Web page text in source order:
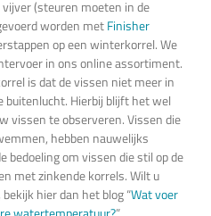
(steuren moeten in de
worden metFinisher
op een winterkorrel. We
in ons online assortiment.
is dat de vissen niet meer in
buitenlucht. Hierbij blijft het wel
vissen te observeren. Vissen die
hebben nauwelijks
bedoeling om vissen die stil op de
met zinkende korrels. Wilt u
hier dan het blog “Wat voer